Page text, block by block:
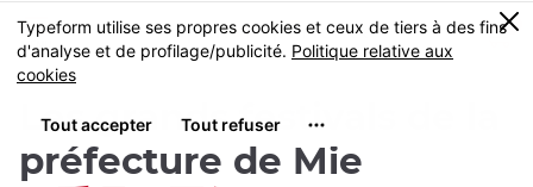
Skip
to
main
MENU
0
Les grands festivals de la
préfecture de Mie